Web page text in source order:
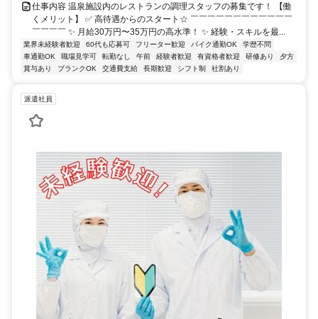
仕事内容 温泉施設内のレストランの調理スタッフの募集です！ 【働
くメリット】 ✅ 高待遇からのスタート☆ ￣￣￣￣￣￣￣￣￣￣￣￣
￣￣￣￣ ✨ 月給30万円〜35万円の高水準！ ✨ 経験・スキルを最...
業界未経験者歓迎 60代も応募可 フリーター歓迎 バイク通勤OK
学歴不問
車通勤OK
職場見学可 転勤なし 午前 経験者歓迎 有資格者歓迎 研修あり
夕方
賞与あり
ブランクOK 交通費支給 長期歓迎 シフト制 社割あり
派遣社員